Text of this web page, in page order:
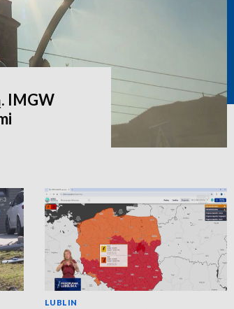
IMGW
LUBLIN